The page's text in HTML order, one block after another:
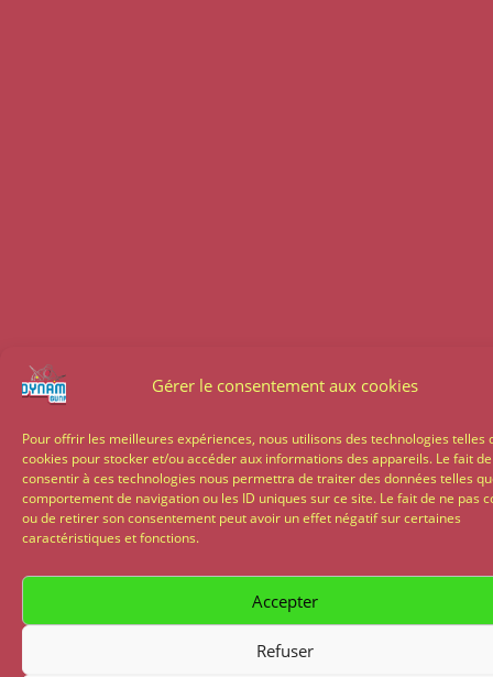
Gérer le consentement aux cookies
Pour offrir les meilleures expériences, nous utilisons des technologies telles
cookies pour stocker et/ou accéder aux informations des appareils. Le fait de
consentir à ces technologies nous permettra de traiter des données telles
comportement de navigation ou les ID uniques sur ce site. Le fait de ne pas
ou de retirer son consentement peut avoir un effet négatif sur certaines
caractéristiques et fonctions.
Accepter
Refuser